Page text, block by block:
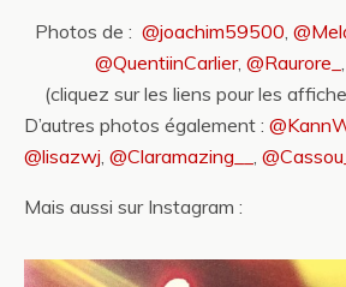
Photos de : @joachim59500
@QuentiinCarlier, @Raurore_
(cliquez sur les liens pour les
D’autres photos également :
@lisazwj @Claramazing__
Mais aussi sur Instagram :